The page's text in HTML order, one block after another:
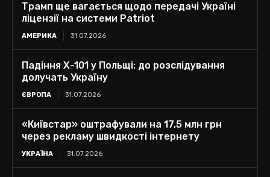
Трамп ще вагається щодо передачі Україні
ліцензії на системи Patriot
АМЕРИКА 31.07.2026
Падіння Х-101 у Польщі: до розслідування
долучать Україну
ЄВРОПА 31.07.2026
«Київстар» оштрафували на 17,5 млн грн
через рекламу швидкості інтернету
УКРАЇНА 31.07.2026